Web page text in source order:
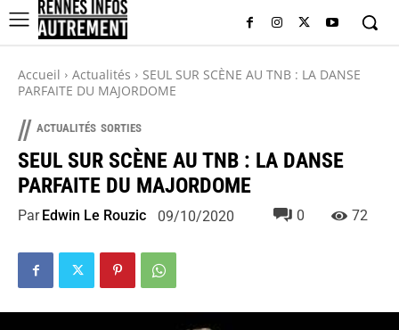
Accueil Actualités
SEUL SUR SCÈNE AU TNB : LA DANSE
PARFAITE DU MAJORDOME
// ACTUALITÉS SORTIES
SEUL SUR SCÈNE AU TNB : LA DANSE
PARFAITE DU MAJORDOME
Par Edwin Le Rouzic 09/10/2020 0 72